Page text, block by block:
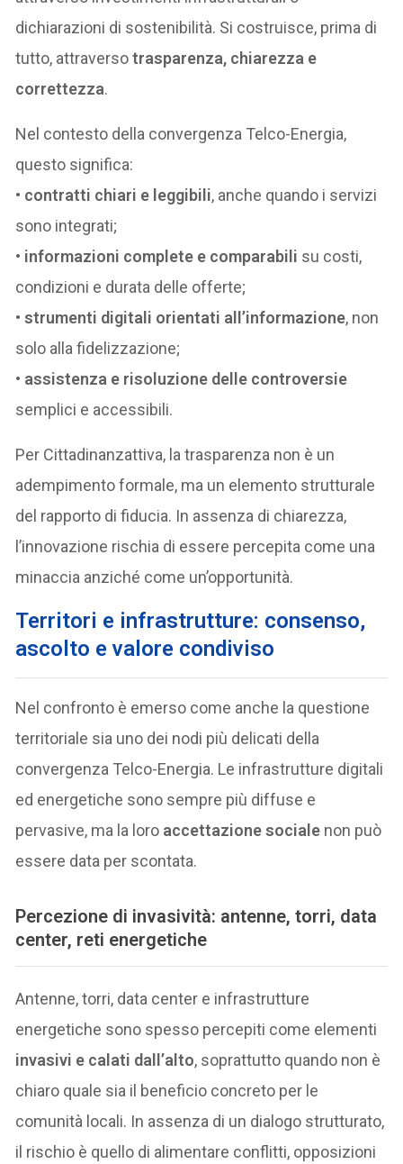
dichiarazioni di sostenibilità. Si costruisce, prima di
tutto, attraversotrasparenza, chiarezza e
correttezza.
Nel contesto della convergenza Telco-Energia,
questo significa:
• contratti chiari e leggibili, anche quando i servizi
sono integrati;
• informazioni complete e comparabili su costi,
condizioni e durata delle offerte;
•strumenti digitali orientati all’informazione, non
solo alla fidelizzazione;
• assistenza e risoluzione delle controversie
semplici e accessibili.
Per Cittadinanzattiva, la trasparenza non è un
adempimento formale, ma un elemento strutturale
del rapporto di fiducia. In assenza di chiarezza,
l’innovazione rischia di essere percepita come una
minaccia anziché come un’opportunità.
Territori e infrastrutture: consenso,
ascolto e valore condiviso
Nel confronto è emerso come anche la questione
territoriale sia uno dei nodi più delicati della
convergenza Telco-Energia. Le infrastrutture digitali
ed energetiche sono sempre più diffuse e
pervasive, ma la loro accettazione sociale non può
essere data per scontata.
Percezione di invasività: antenne, torri, data
center, reti energetiche
Antenne, torri, data center e infrastrutture
energetiche sono spesso percepiti come elementi
invasivi e calati dall’alto, soprattutto quando non è
chiaro quale sia il beneficio concreto per le
comunità locali. In assenza di un dialogo strutturato,
il rischio è quello di alimentare conflitti, opposizioni